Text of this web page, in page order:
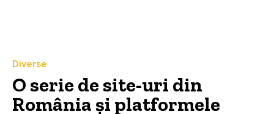
Diverse
O serie de site-uri din
România și platformele